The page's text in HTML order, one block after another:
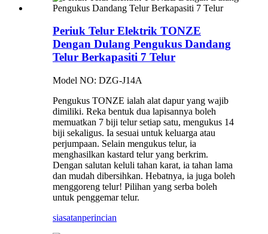
Periuk Telur Elektrik TONZE
Dengan Dulang Pengukus Dandang
Telur Berkapasiti 7 Telur
Model NO: DZG-J14A
Pengukus TONZE ialah alat dapur yang wajib
dimiliki. Reka bentuk dua lapisannya boleh
memuatkan 7 biji telur setiap satu, mengukus 14
biji sekaligus. Ia sesuai untuk keluarga atau
perjumpaan. Selain mengukus telur, ia
menghasilkan kastard telur yang berkrim.
Dengan salutan keluli tahan karat, ia tahan lama
dan mudah dibersihkan. Hebatnya, ia juga boleh
menggoreng telur! Pilihan yang serba boleh
untuk penggemar telur.
siasatanperincian